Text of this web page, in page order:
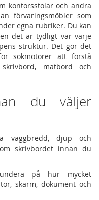
kontorsstolar och andra
förvaringsmöbler som
egna rubriker. Du kan
det är tydligt var varje
struktur. Det gör det
sökmotorer att förstå
matbord och
du väljer
väggbredd, djup och
skrivbordet innan du
på hur mycket
skärm, dokument och